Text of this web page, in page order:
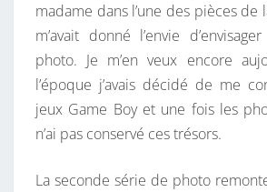
madame dans l’une des pièces de
m’avait donné l’envie
photo. Je m’en veux encore
l’époque j’avais décidé de me
jeux Game Boy et une fois les
n’ai pas conservé ces trésors.
La seconde série de photo